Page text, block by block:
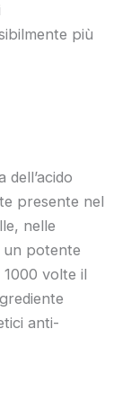
più
presente nel
nelle
un potente
volte il
anti-